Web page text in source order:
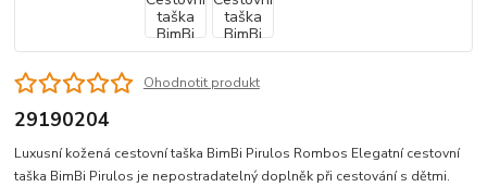
Ohodnotit produkt
29190204
Luxusní kožená cestovní taška BimBi Pirulos Rombos Elegatní cestovní
taška BimBi Pirulos je nepostradatelný doplněk při cestování s dětmi.